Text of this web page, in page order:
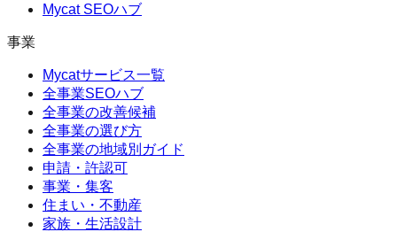
Mycat SEOハブ
事業
Mycatサービス一覧
全事業SEOハブ
全事業の改善候補
全事業の選び方
全事業の地域別ガイド
申請・許認可
事業・集客
住まい・不動産
家族・生活設計